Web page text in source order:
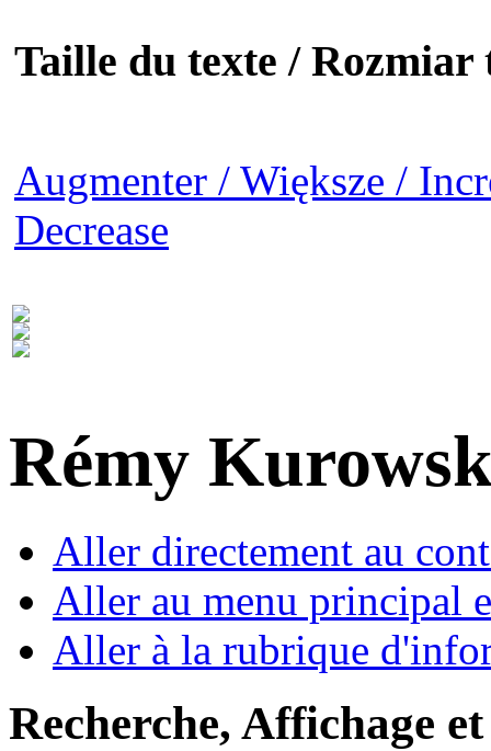
Taille du texte / Rozmiar
Augmenter / Większe /
Decrease
Rémy
Aller directement au
Aller au menu principal
Aller à la rubrique
Recherche, Affichage